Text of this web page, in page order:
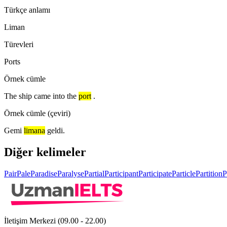
Türkçe anlamı
Liman
Türevleri
Ports
Örnek cümle
The ship came into the port .
Örnek cümle (çeviri)
Gemi limana geldi.
Diğer kelimeler
PairPaleParadiseParalysePartialParticipantParticipateParticlePartition
İletişim Merkezi (09.00 - 22.00)